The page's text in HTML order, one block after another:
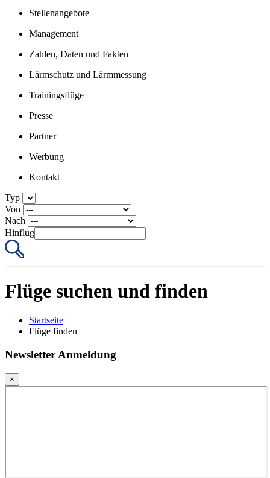
Stellenangebote
Management
Zahlen, Daten und Fakten
Lärmschutz und Lärmmessung
Trainingsflüge
Presse
Partner
Werbung
Kontakt
Typ
Von
Nach
Hinflug
Flüge suchen und finden
Startseite
Flüge finden
Newsletter Anmeldung
×